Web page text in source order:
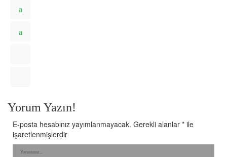
Yorum Yazın!
E-posta hesabınız yayımlanmayacak. Gerekli alanlar * ile
işaretlenmişlerdir